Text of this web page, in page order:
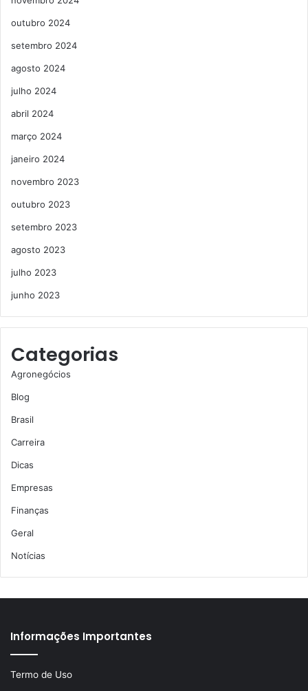
outubro 2024
setembro 2024
agosto 2024
julho 2024
abril 2024
março 2024
janeiro 2024
novembro 2023
outubro 2023
setembro 2023
agosto 2023
julho 2023
junho 2023
Categorias
Agronegócios
Blog
Brasil
Carreira
Dicas
Empresas
Finanças
Geral
Notícias
Informações Importantes
Termo de Uso